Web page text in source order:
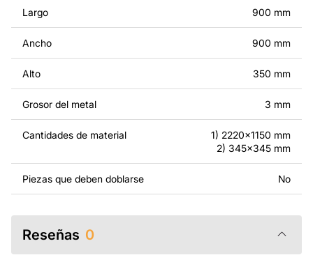
modificados.
Por un precio adicional, podemos personalizar el diseño
haciendo otros cambios para que se adapte a tus
un producto de metal, ponte en contacto con nosotros.
Si tienes alguna pregunta o necesitas ayuda, ponte en
contacto con nosotros en cualquier momento: estamos
siempre listos para ayudarte.
Largo 900 mm
Ancho 900 mm
Alto 350 mm
Grosor del metal 3 mm
Cantidades de material
1) 2220x1150 mm
2) 345x345 mm
Piezas que deben doblarse No
Reseñas 0